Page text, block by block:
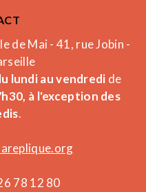
de Mai - 41, rue Jobin -
lundi au vendredi de
à l'exception des
.
78 12 80